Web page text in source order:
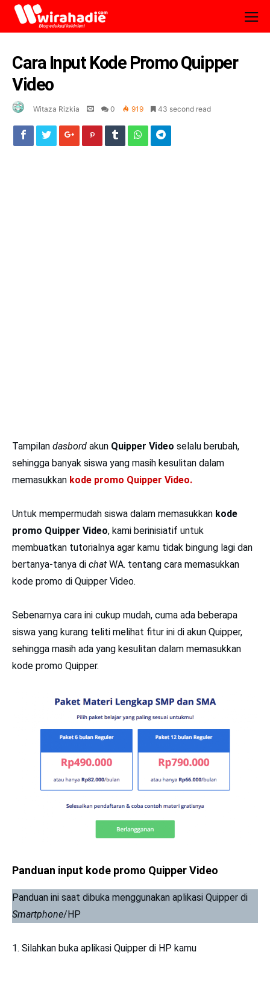
Cara Input Kode Promo Quipper
Video
Witaza Rizkia 0 919 43 second read
Tampilan dasbord akun Quipper Video selalu berubah,
sehingga banyak siswa yang masih kesulitan dalam
memasukkan kode promo Quipper Video.
Untuk mempermudah siswa dalam memasukkan kode
promo Quipper Video, kami berinisiatif untuk
membuatkan tutorialnya agar kamu tidak bingung lagi dan
bertanya-tanya di chat WA. tentang cara memasukkan
kode promo di Quipper Video.
Sebenarnya cara ini cukup mudah, cuma ada beberapa
siswa yang kurang teliti melihat fitur ini di akun Quipper,
sehingga masih ada yang kesulitan dalam memasukkan
kode promo Quipper.
Panduan input kode promo Quipper Video
Panduan ini saat dibuka menggunakan aplikasi Quipper di
Smartphone/HP
1. Silahkan buka aplikasi Quipper di HP kamu